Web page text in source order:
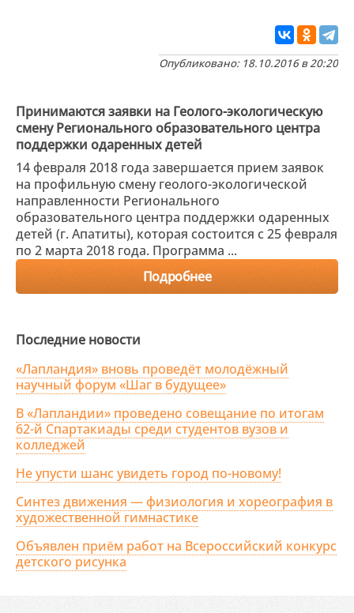
Опубликовано: 18.10.2016 в 20:20
Принимаются заявки на Геолого-экологическую
смену Регионального образовательного центра
поддержки одаренных детей
14 февраля 2018 года завершается прием заявок
на профильную смену геолого-экологической
направленности Регионального
образовательного центра поддержки одаренных
детей (г. Апатиты), которая состоится с 25 февраля
по 2 марта 2018 года. Программа ...
Подробнее
Последние новости
«Лапландия» вновь проведёт молодёжный
научный форум «Шаг в будущее»
В «Лапландии» проведено совещание по итогам
62-й Спартакиады среди студентов вузов и
колледжей
Не упусти шанс увидеть город по-новому!
Синтез движения — физиология и хореография в
художественной гимнастике
Объявлен приём работ на Всероссийский конкурс
детского рисунка